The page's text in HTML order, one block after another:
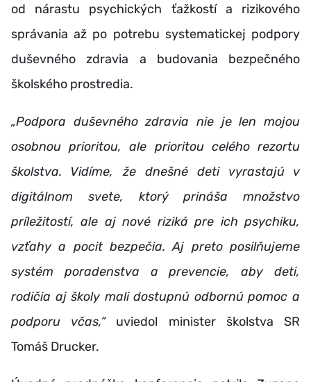
od nárastu psychických ťažkostí a rizikového
správania až po potrebu systematickej podpory
duševného zdravia a budovania bezpečného
školského prostredia.
„Podpora duševného zdravia nie je len mojou
osobnou prioritou, ale prioritou celého rezortu
školstva. Vidíme, že dnešné deti vyrastajú v
digitálnom svete, ktorý prináša množstvo
príležitostí, ale aj nové riziká pre ich psychiku,
vzťahy a pocit bezpečia. Aj preto posilňujeme
systém poradenstva a prevencie, aby deti,
rodičia aj školy mali dostupnú odbornú pomoc a
podporu včas,“uviedol minister školstva SR
Tomáš Drucker.